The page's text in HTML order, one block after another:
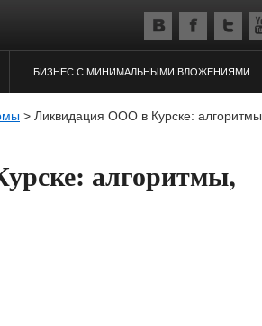
БИЗНЕС С МИНИМАЛЬНЫМИ ВЛОЖЕНИЯМИ
> Ликвидация ООО в Курске: алгоритмы,
алгоритмы,